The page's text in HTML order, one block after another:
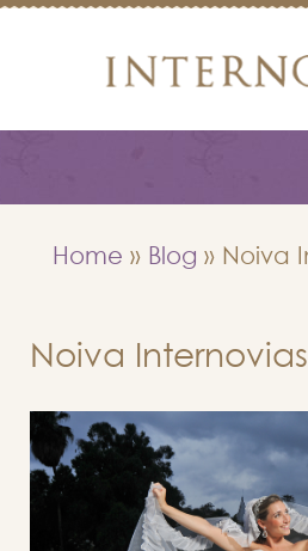
Home » Blog » Noiva
Noiva